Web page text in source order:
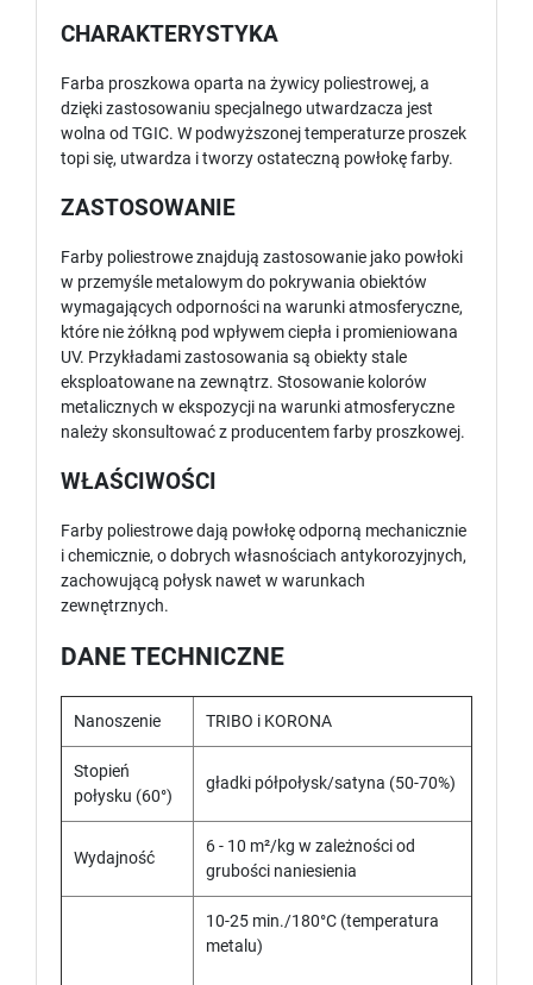
CHARAKTERYSTYKA
Farba proszkowa oparta na żywicy poliestrowej, a
dzięki zastosowaniu specjalnego utwardzacza jest
wolna od TGIC. W podwyższonej temperaturze proszek
topi się, utwardza i tworzy ostateczną powłokę farby.
ZASTOSOWANIE
Farby poliestrowe znajdują zastosowanie jako powłoki
w przemyśle metalowym do pokrywania obiektów
wymagających odporności na warunki atmosferyczne,
które nie żółkną pod wpływem ciepła i promieniowana
UV. Przykładami zastosowania są obiekty stale
eksploatowane na zewnątrz. Stosowanie kolorów
metalicznych w ekspozycji na warunki atmosferyczne
należy skonsultować z producentem farby proszkowej.
WŁAŚCIWOŚCI
Farby poliestrowe dają powłokę odporną mechanicznie
i chemicznie, o dobrych własnościach antykorozyjnych,
zachowującą połysk nawet w warunkach
zewnętrznych.
DANE TECHNICZNE
Nanoszenie TRIBO i KORONA
Stopień
połysku (60°)
gładki półpołysk/satyna (50-70%)
Wydajność
6 - 10 m²/kg w zależności od
grubości naniesienia
10-25 min./180°C (temperatura
metalu)